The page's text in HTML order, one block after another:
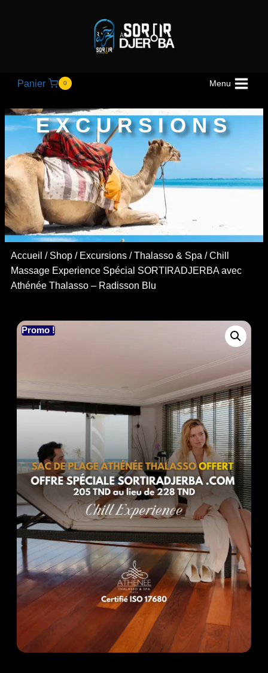
Panier 0 Menu
EXCURSIONS
Accueil / Shop / Excursions /Thalasso & Spa / Chill
Massage Experience Spécial SORTIRADJERBA avec
Athénée Thalasso – Radisson Blu
Promo !